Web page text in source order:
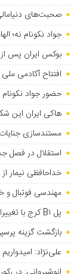
صحبت‌های
جواد نکونام نه؛
بوکس ایران پس از ۸۵ سال صاحب آکادمی تیم های ملی شد
افتتاح آکادمی
حضور جواد
هاکی ایران این
مستندسازی
استقلال در فصل
خداحافظی نیمار
مهندسی فوتبال و
پل B۱ کرج با تغییراتی در سازه، ترمیم می‌شود
بازگشت گزینه
علی‌نژاد: